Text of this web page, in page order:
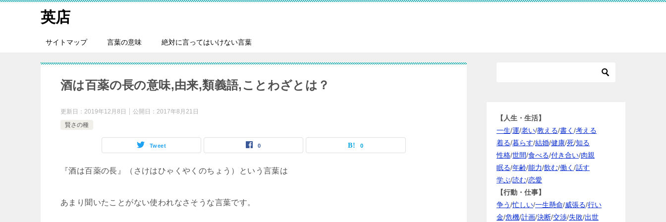
英店
サイトマップ 言葉の意味 絶対に言ってはいけない言葉
酒は百薬の長の意味,由来,類義語,ことわざとは？
更新日： 2019年12月8日 公開日： 2017年8月21日
賢さの種
Tweet 0 0
『酒は百薬の長』（さけはひゃくやくのちょう）という言葉は
あまり聞いたことがない使われなさそうな言葉です。
【人生・生活】
一生/運/老い/教える/書く /考える
着る/暮らす/結婚/健康/死/知る
性格/世間/食べる/付き合い/肉親
眠る/年齢/能力/飲む/働く /話す
学ぶ/読む/恋愛
【行動・仕事】
争う/忙しい/一生懸命/威張る/行い
金/危機/計画/決断/交渉/失敗/出世